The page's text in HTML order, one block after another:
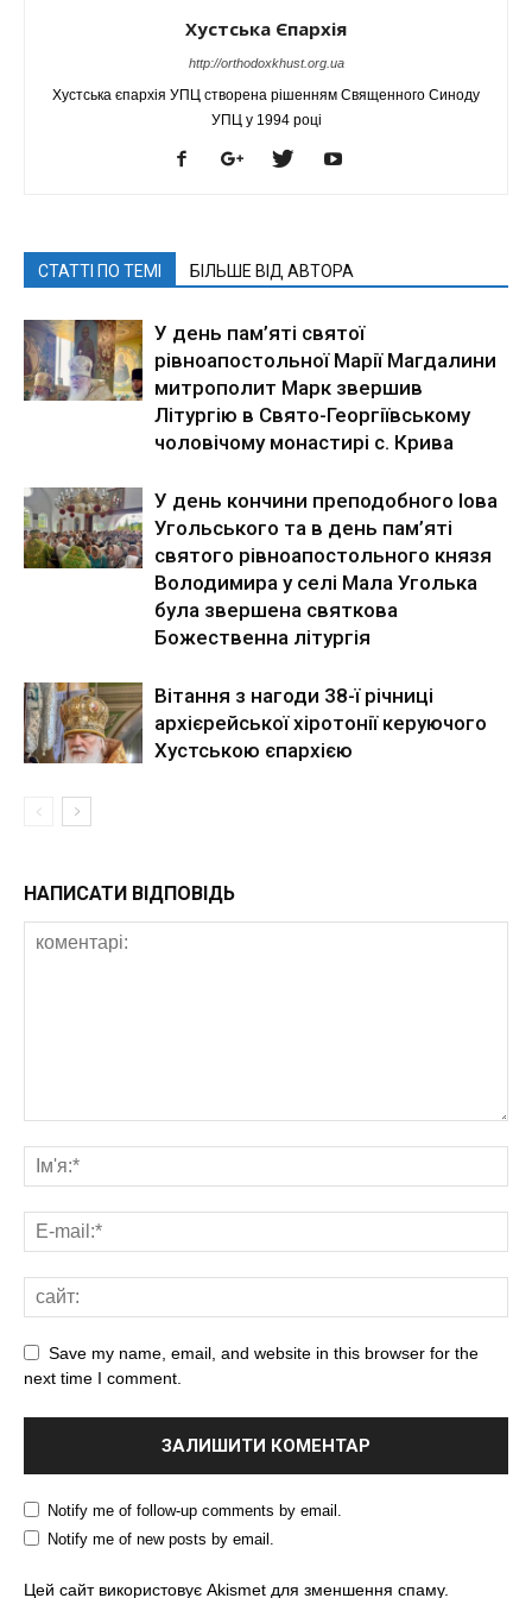
Хустська Єпархія
http://orthodoxkhust.org.ua
Хустська єпархія УПЦ створена рішенням Священного Синоду
УПЦ у 1994 році
СТАТТІ ПО ТЕМІ БІЛЬШЕ ВІД АВТОРА
У день пам’яті святої
рівноапостольної Марії Магдалини
митрополит Марк звершив
Літургію в Свято-Георгіївському
чоловічому монастирі с. Крива
У день кончини преподобного Іова
Угольського та в день пам’яті
святого рівноапостольного князя
Володимира у селі Мала Уголька
була звершена святкова
Божественна літургія
Вітання з нагоди 38-ї річниці
архієрейської хіротонії керуючого
Хустською єпархією
НАПИСАТИ ВІДПОВІДЬ
Save my name, email, and website in this browser for the
next time I comment.
Notify me of follow-up comments by email.
Notify me of new posts by email.
Цей сайт використовує Akismet для зменшення спаму.